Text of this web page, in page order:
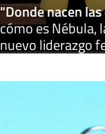
"Donde nacen
cómo es Nébula,
nuevo liderazgo